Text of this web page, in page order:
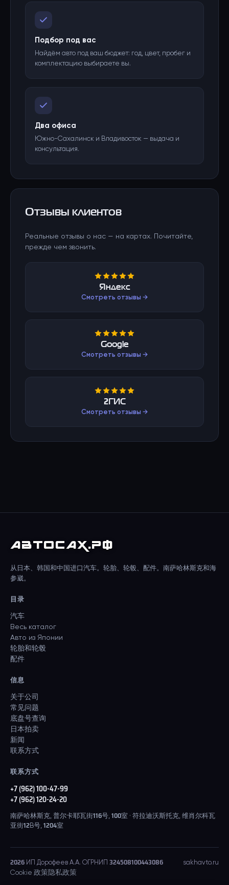
Подбор под вас
Найдём авто под ваш бюджет: год, цвет, пробег и
комплектацию выбираете вы.
Два офиса
Южно-Сахалинск и Владивосток — выдача и
консультация.
Отзывы клиентов
Реальные отзывы о нас — на картах. Почитайте,
прежде чем звонить.
Яндекс
Смотреть отзывы →
Google
Смотреть отзывы →
2ГИС
Смотреть отзывы →
АВТОСАХ.РФ
从日本、韩国和中国进口汽车。轮胎、轮毂、配件。南萨哈林斯克和海
参崴。
目录
汽车
Весь каталог
Авто из Японии
轮胎和轮毂
配件
信息
关于公司
常见问题
底盘号查询
日本拍卖
新闻
联系方式
联系方式
+7 (962) 100-47-99
+7 (962) 120-24-20
南萨哈林斯克, 普尔卡耶瓦街116号, 100室 · 符拉迪沃斯托克, 维肖尔科瓦
亚街12B号, 1204室
2026 ИП Дорофеев А.А. ОГРНИП 324508100443086 sakhavto.ru
Cookie 政策 隐私政策